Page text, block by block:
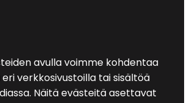
avulla voimme kohdentaa
verkkosivustoilla tai sisältöä
Näitä evästeitä asettavat